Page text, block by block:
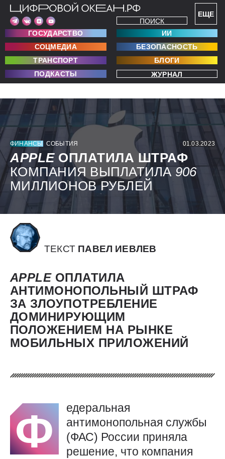
ЕЩЕ
ПОИСК
ГОСУДАРСТВО
ИИ
СОЦМЕДИА
БЕЗОПАСНОСТЬ
ТРАНСПОРТ
БЛОГИ
ПОДКАСТЫ
ЖУРНАЛ
ФИНАНСЫ СОБЫТИЯ 01.03.2023
APPLE ОПЛАТИЛА ШТРАФ
КОМПАНИЯ ВЫПЛАТИЛА 906
МИЛЛИОНОВ РУБЛЕЙ
ТЕКСТ ПАВЕЛ ИЕВЛЕВ
APPLE ОПЛАТИЛА
АНТИМОНОПОЛЬНЫЙ ШТРАФ
ЗА ЗЛОУПОТРЕБЛЕНИЕ
ДОМИНИРУЮЩИМ
ПОЛОЖЕНИЕМ НА РЫНКЕ
МОБИЛЬНЫХ ПРИЛОЖЕНИЙ
Ф
едеральная
антимонопольная службы
(ФАС) России приняла
решение, что компания